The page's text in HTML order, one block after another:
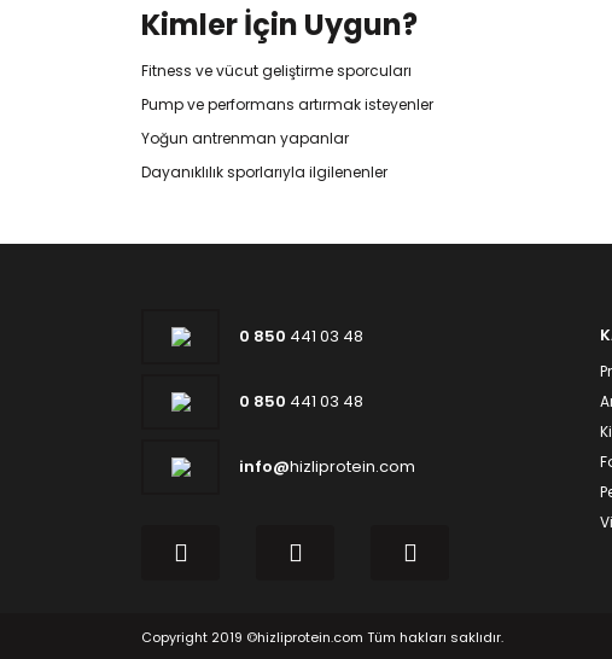
Kimler İçin Uygun?
Fitness ve vücut geliştirme sporcuları
Pump ve performans artırmak isteyenler
Yoğun antrenman yapanlar
Dayanıklılık sporlarıyla ilgilenenler
0 850 441 03 48
0 850 441 03 48
info@hizliprotein.com
Copyright 2019 ©hizliprotein.com Tüm hakları saklıdır.